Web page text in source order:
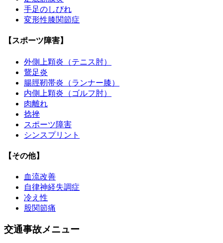
手足のしびれ
変形性膝関節症
【スポーツ障害】
外側上顆炎（テニス肘）
鵞足炎
腸脛靭帯炎（ランナー膝）
内側上顆炎（ゴルフ肘）
肉離れ
捻挫
スポーツ障害
シンスプリント
【その他】
血流改善
自律神経失調症
冷え性
股関節痛
交通事故メニュー